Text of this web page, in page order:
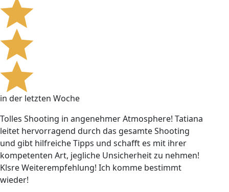
in der letzten Woche
Tolles Shooting in angenehmer Atmosphere! Tatiana
leitet hervorragend durch das gesamte Shooting
und gibt hilfreiche Tipps und schafft es mit ihrer
kompetenten Art, jegliche Unsicherheit zu nehmen!
Klsre Weiterempfehlung! Ich komme bestimmt
wieder!